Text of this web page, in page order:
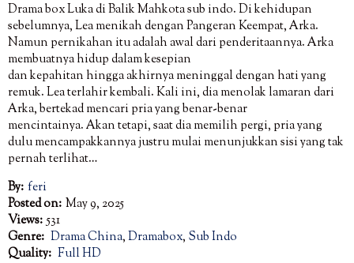
Drama box Luka di Balik Mahkota sub indo. Di kehidupan
sebelumnya, Lea menikah dengan Pangeran Keempat, Arka.
Namun pernikahan itu adalah awal dari penderitaannya. Arka
membuatnya hidup dalam kesepian
dan kepahitan hingga akhirnya meninggal dengan hati yang
remuk. Lea terlahir kembali. Kali ini, dia menolak lamaran dari
Arka, bertekad mencari pria yang benar-benar
mencintainya. Akan tetapi, saat dia memilih pergi, pria yang
dulu mencampakkannya justru mulai menunjukkan sisi yang tak
pernah terlihat…
By: feri
Posted on: May 9, 2025
Views: 531
Genre: Drama China,Dramabox, Sub Indo
Quality: Full HD